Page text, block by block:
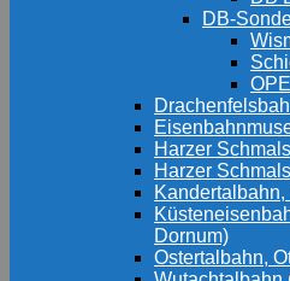
DB-
Harzer
Harzer
Dornum)
Ostertalbahn,